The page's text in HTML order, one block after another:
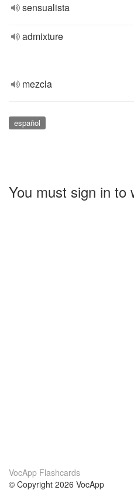
sensualista
admixture
mezcla
español
You must sign in to
VocApp Flashcards
© Copyright 2026 VocApp